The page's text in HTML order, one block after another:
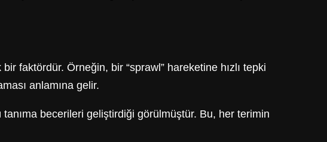
faktördür. Örneğin, bir “sprawl” hareketine hızlı tepki
anlamına gelir.
becerileri geliştirdiği görülmüştür. Bu, her terimin